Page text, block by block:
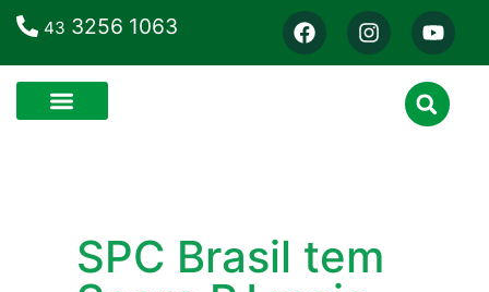
43 3256 1063
SPC Brasil tem